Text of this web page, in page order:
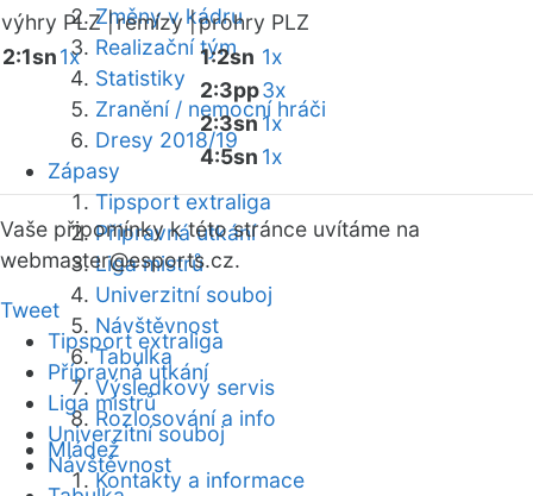
Změny v kádru
Realizační tým
Statistiky
Zranění / nemocní hráči
Dresy 2018/19
Zápasy
Tipsport extraliga
Přípravná utkání
Liga mistrů
Univerzitní souboj
Návštěvnost
Tabulka
Výsledkový servis
Rozlosování a info
Mládež
Kontakty a informace
výhry PLZ |remízy |prohry PLZ
2:1sn1x 1:2sn 1x
2:3pp3x
2:3sn1x
4:5sn 1x
Vaše připomínky k této stránce uvítáme na
webmaster@esports.cz.
Tweet
Tipsport extraliga
Přípravná utkání
Liga mistrů
Univerzitní souboj
Návštěvnost